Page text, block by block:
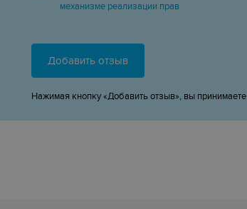
механизме реализации прав
Добавить отзыв
Нажимая кнопку «Добавить отзыв», вы принимаете